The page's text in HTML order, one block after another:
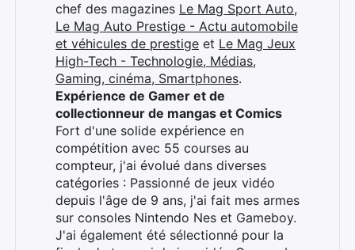
chef des magazines Le Mag Sport Auto,
Le Mag Auto Prestige - Actu automobile
et véhicules de prestige et Le Mag Jeux
High-Tech - Technologie, Médias,
Gaming, cinéma, Smartphones.
Expérience de Gamer et de
collectionneur de mangas et Comics
Fort d'une solide expérience en
compétition avec 55 courses au
compteur, j'ai évolué dans diverses
catégories : Passionné de jeux vidéo
depuis l'âge de 9 ans, j'ai fait mes armes
sur consoles Nintendo Nes et Gameboy.
J'ai également été sélectionné pour la